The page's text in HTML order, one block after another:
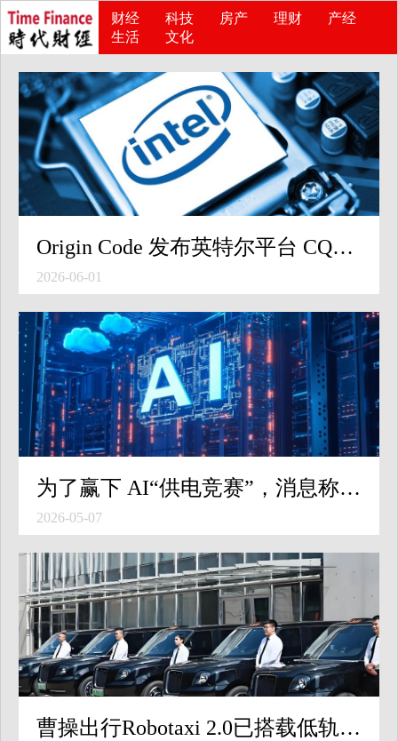
财经 科技 房产 理财
产经
生活
文化
Origin Code 发布英特尔平台 CQDIMM 与 AMD 平台 EXPO ULL 内存条
2026-06-01
为了赢下 AI“供电竞赛”，消息称微软考虑放弃 2030 年清洁能源承诺
2026-05-07
曹操出行Robotaxi 2.0已搭载低轨卫星通信，将上线卫星SOS功能